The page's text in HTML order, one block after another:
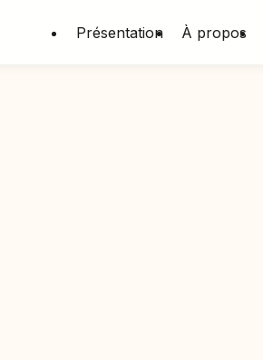
Présentation À propos